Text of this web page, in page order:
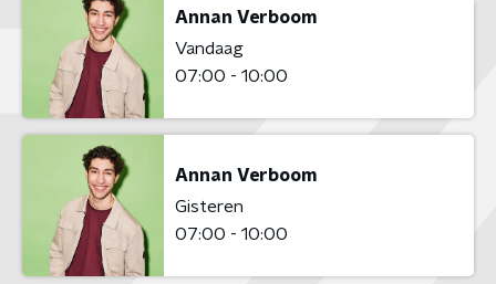
Annan Verboom
Vandaag
07:00 - 10:00
Annan Verboom
Gisteren
07:00 - 10:00